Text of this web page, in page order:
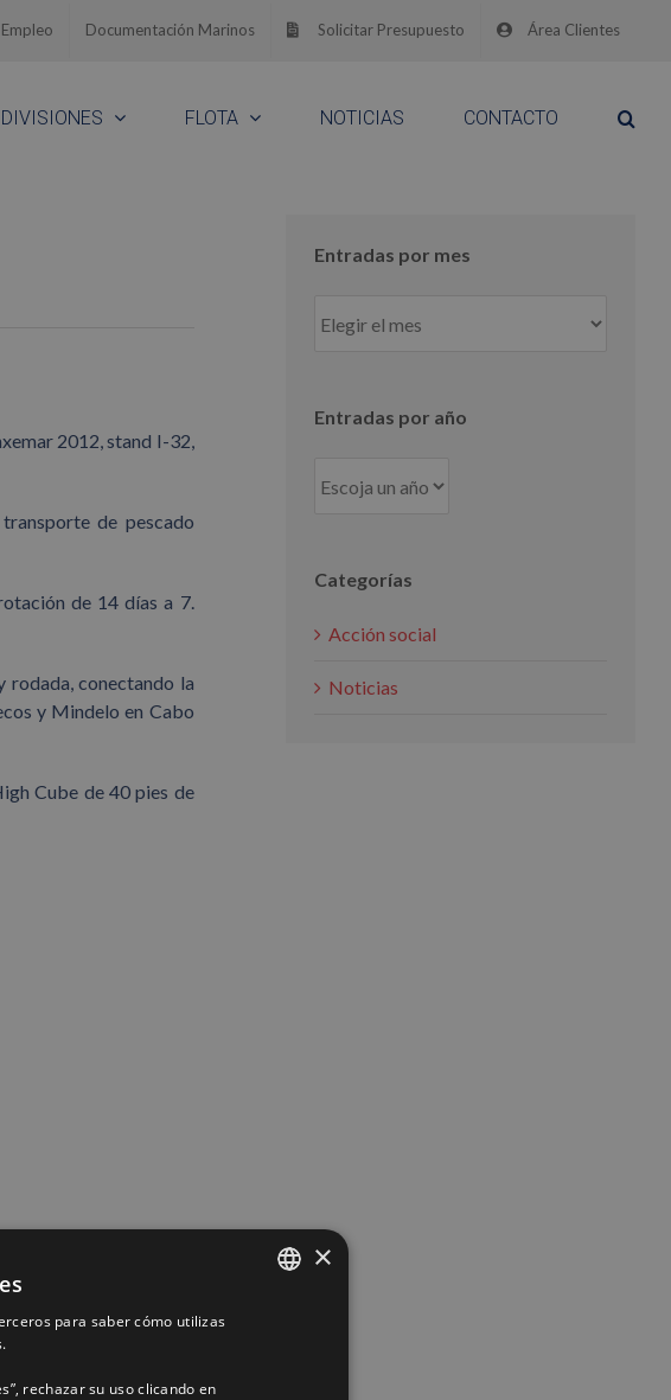
Documentación Marinos Solicitar Presupuesto Área Clientes
DIVISIONES FLOTA NOTICIAS CONTACTO
2012, stand I-32,
de pescado
de 14 días a 7.
rodada, conectando la
y Mindelo en Cabo
Cube de 40 pies de
Entradas por mes
por
Entradas por año
Categorías
Acción social
Noticias
×
para saber cómo utilizas
rechazar su uso clicando en